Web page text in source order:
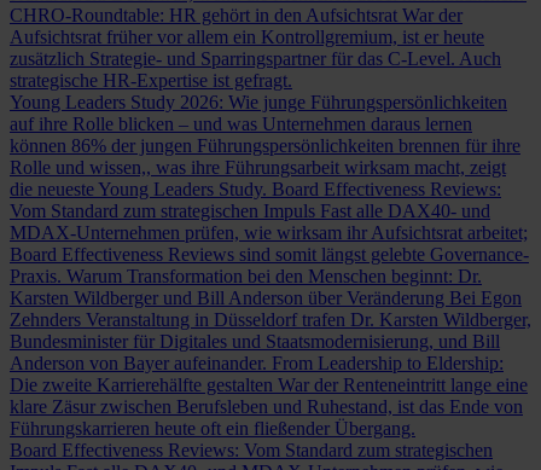
CHRO-Roundtable: HR gehört in den Aufsichtsrat War der
Aufsichtsrat früher vor allem ein Kontrollgremium, ist er heute
zusätzlich Strategie- und Sparringspartner für das C-Level. Auch
strategische HR-Expertise ist gefragt.
Young Leaders Study 2026: Wie junge Führungspersönlichkeiten
auf ihre Rolle blicken – und was Unternehmen daraus lernen
können 86% der jungen Führungspersönlichkeiten brennen für ihre
Rolle und wissen,, was ihre Führungsarbeit wirksam macht, zeigt
die neueste Young Leaders Study. Board Effectiveness Reviews:
Vom Standard zum strategischen Impuls Fast alle DAX40- und
MDAX-Unternehmen prüfen, wie wirksam ihr Aufsichtsrat arbeitet;
Board Effectiveness Reviews sind somit längst gelebte Governance-
Praxis. Warum Transformation bei den Menschen beginnt: Dr.
Karsten Wildberger und Bill Anderson über Veränderung Bei Egon
Zehnders Veranstaltung in Düsseldorf trafen Dr. Karsten Wildberger,
Bundesminister für Digitales und Staatsmodernisierung, und Bill
Anderson von Bayer aufeinander. From Leadership to Eldership:
Die zweite Karrierehälfte gestalten War der Renteneintritt lange eine
klare Zäsur zwischen Berufsleben und Ruhestand, ist das Ende von
Führungskarrieren heute oft ein fließender Übergang.
Board Effectiveness Reviews: Vom Standard zum strategischen